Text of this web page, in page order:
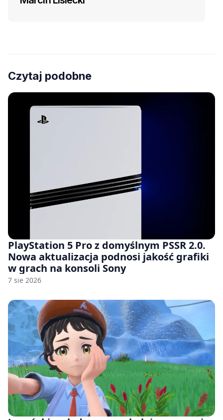
Czytaj podobne
PlayStation 5 Pro z domyślnym PSSR 2.0.
Nowa aktualizacja podnosi jakość grafiki
w grach na konsoli Sony
7 sie 2026